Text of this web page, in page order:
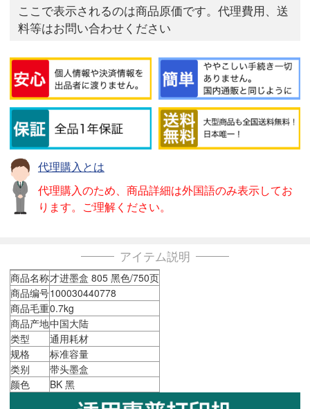
ここで表示されるのは商品原価です。代理費用、送
料等はお問い合わせください
代理購入とは
代理購入のため、商品詳細は外国語のみ表示してお
ります。ご理解ください。
アイテム説明
商品名称才进墨盒 805 黑色/750页
商品编号100030440778
商品毛重0.7kg
商品产地中国大陆
类型
通用耗材
规格
标准容量
类别
带头墨盒
颜色
BK 黑